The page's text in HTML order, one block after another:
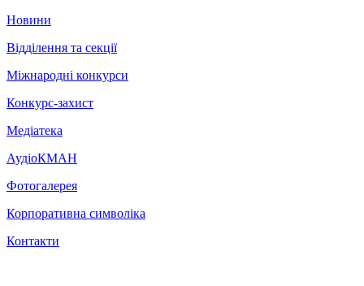
Новини
Відділення та секції
Міжнародні конкурси
Конкурс-захист
Медіатека
АудіоКМАН
Фотогалерея
Корпоративна символіка
Контакти